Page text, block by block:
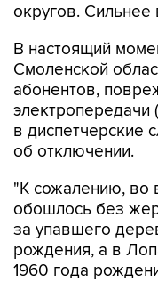
В настоящий
абонентов,
электропередачи
в диспетчерские
об отключении.
"К сожалению, во
за упавшего
рождения, а в
1960 года
К ликвидации